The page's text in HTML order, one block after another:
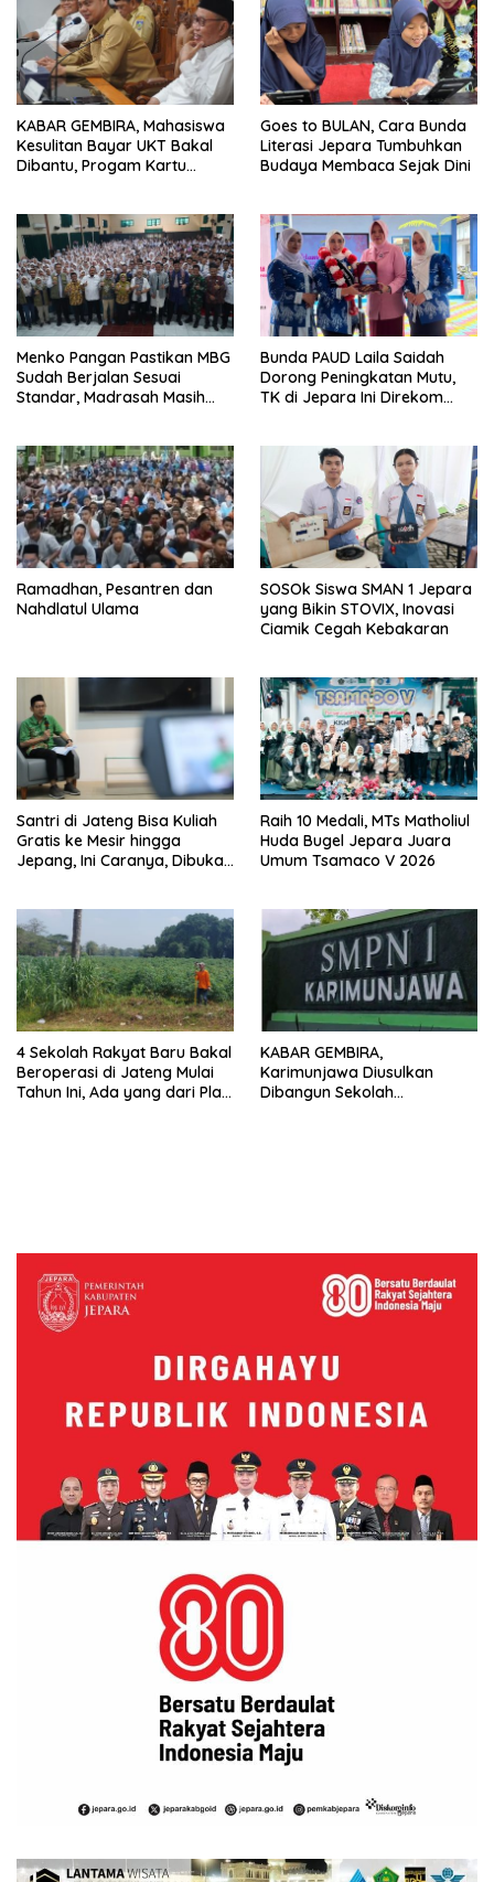
KABAR GEMBIRA, Mahasiswa
Kesulitan Bayar UKT Bakal
Dibantu, Progam Kartu
Goes to BULAN, Cara Bunda
Literasi Jepara Tumbuhkan
Budaya Membaca Sejak Dini
Menko Pangan Pastikan MBG
Sudah Berjalan Sesuai
Standar, Madrasah Masih
Bunda PAUD Laila Saidah
Dorong Peningkatan Mutu,
TK di Jepara Ini Direkom
Ramadhan, Pesantren dan
Nahdlatul Ulama
SOSOk Siswa SMAN 1 Jepara
yang Bikin STOVIX, Inovasi
Ciamik Cegah Kebakaran
Santri di Jateng Bisa Kuliah
Gratis ke Mesir hingga
Jepang, Ini Caranya, Dibuka
Raih 10 Medali, MTs Matholiul
Huda Bugel Jepara Juara
Umum Tsamaco V 2026
4 Sekolah Rakyat Baru Bakal
Beroperasi di Jateng Mulai
Tahun Ini, Ada yang dari Plat
KABAR GEMBIRA,
Karimunjawa Diusulkan
Dibangun Sekolah